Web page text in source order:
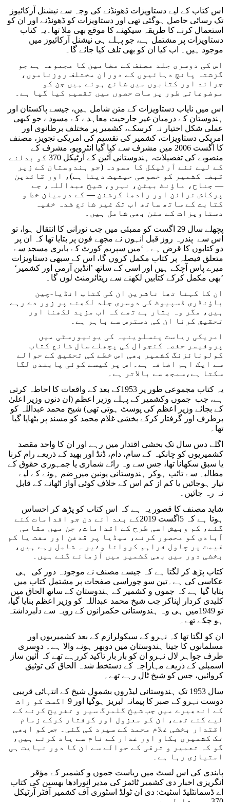
اس کتاب کے لیے دستاویزات ڈھونڈنے کی وجہ سے نیشنل آرکائیوز
تک رسائی حاصل ہوگئی تھی اور دستاویزات کو ڈھونڈنے اور ان کو
استعمال کرنے کا طریقہ سیکھنے کا موقع بھی ملا تھا۔یہ کتاب
دستاویزات پر مشتمل ہے، جو پہلے ہی نیشنل آرکائیوز میں
موجود ہیں۔ اب کیا ان کو بھی تلف کیا جائے گا۔
اس کی دوسری جلد مصنف کے مضامین کا مجموعہ ہے جو
گزشتہ پانچ دہائیوں کے دوران مختلف روزناموں،
جرائد اور کتابوں میں شائع ہوئے ہیں جن کو
موضوعاتی طور پر سات حصوں میں تقسیم کیا گیا ہے۔
اس میں نایاب دستاویزات کے متن شامل ہیں، جیسے پاکستان اور
ہندوستان کے درمیان غیر جارحیت معاہدے کے مسودے جو کبھی
عملی شکل اختیار نہ کرسکے، کشمیر پر مختلف برطانوی اور
امریکی دستاویزات، کشمیر کی تقسیم کی امریکی تجویز، مصنف
کا اگست 2006 میں مشرف سے کیا گیا انٹرویو، مشرف کے
منصوبے کی تفصیلات، ہندوستانی آئین کے آرٹیکل 370 کو بدلنے
کے لیے نئے آرٹیکل کا مسودہ (جو ہندوستان کے زیر
قبضہ کشمیر کو خصوصی حیثیت دیتا ہے)، اور قائدین
— جناح، ماؤنٹ بیٹن، نہرو، شیخ عبداللہ، جے
پرکاش نرائن اور رادھا کرشنن — کے درمیان خط و
کتابت کے ساتھ ساتھ اب تک غیر شائع شدہ خفیہ
دستاویزات کے متن بھی شامل ہیں۔
پچھلے سال 29 اگست کو ممبئی میں جب نورانی کا انتقال ہوا، تو
اس سے پندرہ روز قبل انہوں نے مجھے فون پر بتایا تھا کہ ان پر
دو کتابوں کا قرض ہے۔ ‘میں سپریم کورٹ کے بابری مسجد سے
متعلق فیصلہ پر کتاب مکمل کروں گا، اس کے سبھی دستاویزات
میرے پاس آچکے ہیں اور اسی کے ساتھ ’انڈین آرمی اور کشمیر‘
بھی مکمل کرکے کتابیں لکھنے سے ریٹائرمنٹ لوں گا۔’
ان کا کہنا تھا ناشرین ان کی کتاب انڈیا-چین
باؤنڈری ڈسپیوٹ کی دوسری جلد لکھنے پر زور دے رہے
ہیں، مگر وہ بتار ہے تھے کہ اب مزید لکھنا اور
تحقیق کرنا ان کی دسترس سے باہر ہے۔
امریکی ریاست پنسلوینیہ کی یونیورسٹی میں
پروفیسر حفصہ کنجوال کی پچھلے سال شائع کتاب
کولونائزنگ کشمیر بھی اس خطے کی تحقیق کے حوالے
سے ایک اہم اضافہ ہے۔اس پر کیسے کوئی پابندی لگا
سکتا ہے،سمجھ سے بالاتر ہے۔
یہ کتاب مجموعی طور پر 1953کے بعد کے واقعات کا احاطہ کرتی
ہے، جب جموں وکشمیر کے پہلے وزیر اعظم (ان دنوں وزیر اعلیٰ
کے بجائے وزیر اعظم کی پوسٹ ہوتی تھی) شیخ محمد عبداللہ کو
برطرف اور گرفتار کرکے بخشی غلام محمد کو مسند پر بٹھایا گیا
تھا۔
اگلے دس سال تک بخشی اقتدار میں رہے اور ان کا واحد مقصد
کشمیریوں کو چانکیہ کے سام، دام، ڈنڈ اور بھید کے ذریعے رام کرنا
یا سبق سکھانا تھا، جس سے وہ رائے شماری یا جمہوری حقوق کے
مطالبہ سے تائب ہوکر ہندوستانی یونین میں ضم ہونے کے لیے
تیار ہوجائیں یا کم از کم اس کے خلاف کوئی آواز اٹھانے کے قابل
نہ رہ جائیں۔
شاید مصنف کا قصور یہ ہے کہ اس کتاب کو پڑھ کر احساس
ہوتا ہے کہ 5اگست 2019کے بعد آئے دن جو اقدامات کئے
گئے، کم وبیش اسی طرح کے اقدامات، جن میں مقامی
آبادی کو محصور کرنے، میڈیا پر قدغن اور مفت یا کم
قیمت پر چاول فراہم کروانا وغیر ہ شامل رہے ہیں،
بخشی دور میں بھی کشمیر میں آزمائے گئے ہیں۔
کتاب پڑھ کر لگتا ہے کہ جیسے مصنف نے موجودہ دور کی ہی
عکاسی کی ہے۔تین سو چوراسی صفحات پر مشتمل کتاب میں
بتایا گیا ہے کہ جموں و کشمیر کے ہندوستان کے ساتھ الحاق میں
کلیدی کردار اپناکر جب شیخ محمد عبداللہ کو وزیر اعظم بنایا گیا،
تو 1949میں ہی وہ ہندوستانی حکمرانوں کے رویہ سے دلبرداشتہ
ہو چکے تھے۔
ان کو لگتا تھا کہ نہرو کے سیکولرازم کے بعد کشمیریوں اور
مسلمانوں کا جینا ہندوستان میں دوبھر ہونے والا ہے۔ دوسری
طرف جواہر لال نہرو ان کو بار بار تاکید کررہے تھے کہ آئین ساز
اسمبلی کے ذریعے مہاراجہ کے دستخط شدہ الحاق کی توثیق
کروائیں، جس کو شیخ ٹال رہے تھے۔
سال 1953 تک ہندوستانی لیڈروں بشمول شیخ کے انتہائی قریبی
دوست نہرو کے صبر کا پیمانہ لبریز ہوگیا اور 9 اگست کو رات
کے اندھیرے میں جب شیخ گلمرگ سیر و تفریح کرنے کے
لیے گئے تھے، ان کو معزول اور گرفتار کرکے زمام
اقتدار بخشی غلام محمد کے سپرد کی گئی۔ جس کو ابھی
تک کشمیری بکاو اور غدار کے نام سے یاد کرتے ہیں،
گو کہ تعمیر و ترقی کے حوالے سے ان کا دور نہایت ہی
امتیازی رہا ہے۔
پابندی کی اس لسٹ میں ریاست جموں و کشمیر کے مؤقر
انگریزی اخبار دی کشمیر ٹائمز کی مدیر انورادھا بھسین کی کتاب
اے ڈسمانٹلیڈ اسٹیٹ: دی ان ٹولڈ اسٹوری آف کشمیر آفٹر آرٹیکل